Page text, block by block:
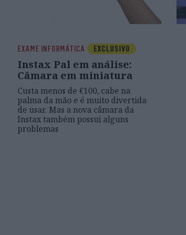
EXAME INFORMÁTICA EXCLUSIVO
Instax Pal em análise:
Câmara em miniatura
Custa menos de €100, cabe na
palma da mão e é muito divertida
de usar. Mas a nova câmara da
Instax também possui alguns
problemas